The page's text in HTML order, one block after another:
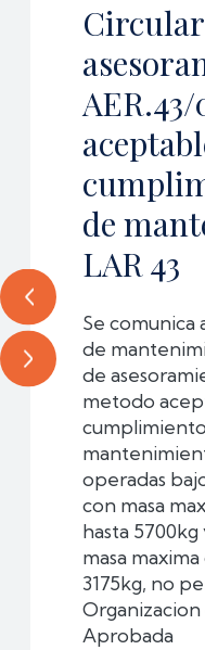
de
LAR 43
Se comunica
de
de
metodo
operadas
con masa
hasta
masa
3175kg, no
Aprobada